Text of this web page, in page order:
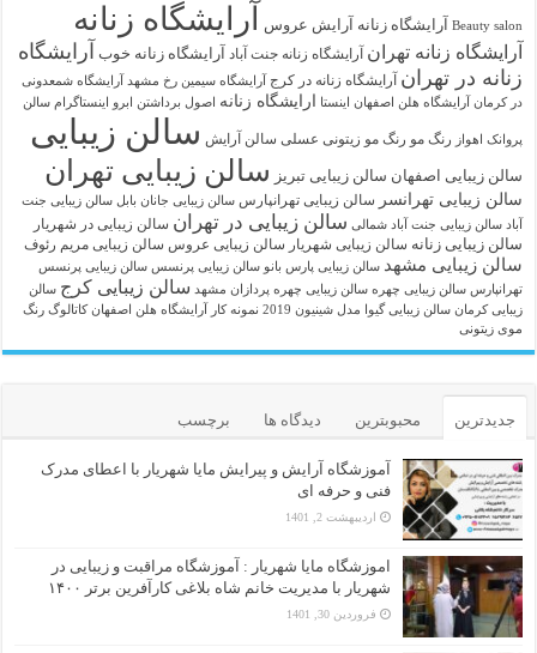
Beauty salon آرايشگاه زنانه آرایش عروس آرایشگاه زنانه
آرایشگاه زنانه تهران آرایشگاه زنانه جنت آباد آرایشگاه زنانه خوب آرایشگاه
زنانه در تهران آرایشگاه زنانه در کرج آرایشگاه سیمین رخ مشهد
آرایشگاه شمعدونی
در کرمان آرایشگاه هلن اصفهان اینستا ارایشگاه زنانه اصول برداشتن ابرو اینستاگرام سالن
پروانک اهواز رنگ مو رنگ مو زیتونی عسلی سالن آرایش سالن زیبایی
سالن زیبایی اصفهان سالن زیبایی تبریز سالن زیبایی تهران
سالن زیبایی تهرانسر سالن زیبایی تهرانپارس سالن زیبایی جانان بابل سالن زیبایی جنت
آباد سالن زیبایی جنت آباد شمالی سالن زیبایی در تهران سالن زیبایی در شهریار
سالن زیبایی زنانه سالن زیبایی شهریار سالن زیبایی عروس سالن زیبایی مریم رئوف
سالن زیبایی مشهد سالن زیبایی پارس بانو سالن زیبایی پرنسس سالن زیبایی پرنسس
تهرانپارس سالن زیبایی چهره سالن زیبایی چهره پردازان مشهد سالن زیبایی کرج سالن
زیبایی کرمان سالن زیبایی گیوا مدل شینیون 2019 نمونه کار آرایشگاه هلن اصفهان کاتالوگ رنگ
موی زیتونی
جدیدترین محبوبترین دیدگاه ها برچسب
آموزشگاه آرایش و پیرایش مایا شهریار با اعطای مدرک
فنی و حرفه ای
اردیبهشت 2, 1401
اموزشگاه مایا شهریار : آموزشگاه مراقبت و زیبایی در
شهریار با مدیریت خانم شاه بلاغی کارآفرین برتر ۱۴۰۰
فروردین 30, 1401